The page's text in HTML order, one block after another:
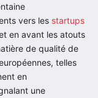
vers les startups
en avant les atouts
de qualité de
telles
en
une